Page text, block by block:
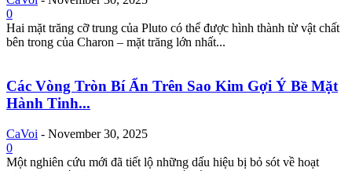
0
Hai mặt trăng cỡ trung của Pluto có thể được hình thành từ vật chất
bên trong của Charon – mặt trăng lớn nhất...
Các Vòng Tròn Bí Ẩn Trên Sao Kim Gợi Ý Bề Mặt
Hành Tinh...
CaVoi - November 30, 2025
0
Một nghiên cứu mới đã tiết lộ những dấu hiệu bị bỏ sót về hoạt